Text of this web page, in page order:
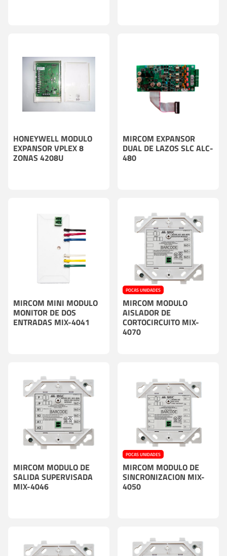
HONEYWELL MODULO
EXPANSOR VPLEX 8
ZONAS 4208U
MIRCOM EXPANSOR
DUAL DE LAZOS SLC ALC-
480
MIRCOM MINI MODULO
MONITOR DE DOS
ENTRADAS MIX-4041
POCAS UNIDADES
MIRCOM MODULO
AISLADOR DE
CORTOCIRCUITO MIX-
4070
MIRCOM MODULO DE
SALIDA SUPERVISADA
MIX-4046
POCAS UNIDADES
MIRCOM MODULO DE
SINCRONIZACION MIX-
4050